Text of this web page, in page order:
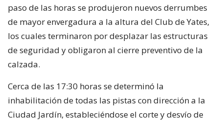
paso de las horas se produjeron nuevos derrumbes
de mayor envergadura a la altura del Club de Yates,
los cuales terminaron por desplazar las estructuras
de seguridad y obligaron al cierre preventivo de la
calzada.
Cerca de las 17:30 horas se determinó la
inhabilitación de todas las pistas con dirección a la
Ciudad Jardín, estableciéndose el corte y desvío de